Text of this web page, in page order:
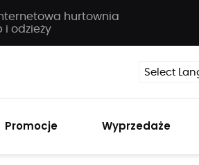
hurtownia
i odzieży
Select
Promocje Wyprzedaże